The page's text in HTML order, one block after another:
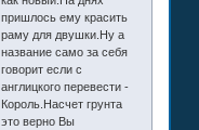
пришлось ему красить
раму для двушки.Ну а
название само за себя
говорит если с
англицкого перевести -
Король.Насчет грунта
это верно Вы